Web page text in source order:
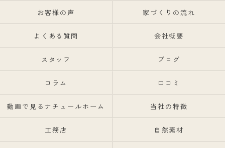
お客様の声 家づくりの流れ
よくある質問 会社概要
スタッフ ブログ
コラム 口コミ
動画で見るナチュールホーム 当社の特徴
工務店 自然素材